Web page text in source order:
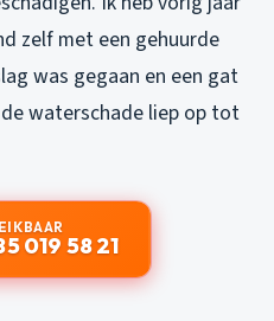
zelf met een gehuurde
was gegaan en een gat
waterschade liep op tot
019 58 21